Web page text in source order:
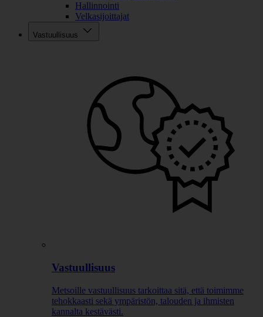
Hallinnointi
Velkasijoittajat
Vastuullisuus
Vastuullisuus
Metsoille vastuullisuus tarkoittaa sitä, että toimimme
tehokkaasti sekä ympäristön, talouden ja ihmisten
kannalta kestävästi.